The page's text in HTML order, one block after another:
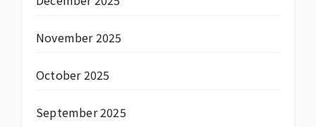
November 2025
October 2025
September 2025